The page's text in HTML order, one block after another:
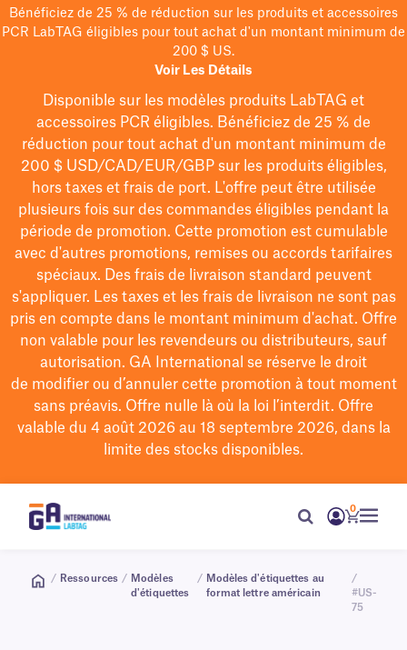
Bénéficiez de 25 % de réduction sur les produits et accessoires
PCR LabTAG éligibles pour tout achat d'un montant minimum de
200 $ US.
Voir Les Détails
Disponible sur les modèles produits LabTAG et
accessoires PCR éligibles. Bénéficiez de 25 % de
réduction pour tout achat d'un montant minimum de
200 $USD/CAD/EUR/GBPsur les produits éligibles,
hors taxes et frais de port. L'offre peut être utilisée
plusieurs fois sur des commandes éligibles pendant la
période de promotion. Cette promotion est cumulable
avec d'autres promotions, remises ou accords tarifaires
spéciaux. Des frais de livraison standard peuvent
s'appliquer. Les taxes et les frais de livraison ne sont pas
pris en compte dans le montant minimum d'achat. Offre
non valable pour les revendeurs ou distributeurs, sauf
autorisation. GA International se réserve le droit
de modifierou d’annuler cette promotion à tout moment
sans préavis. Offre nulle là où la loi l’interdit. Offre
valable du 4 août 2026 au 18 septembre 2026, dans la
limite des stocks disponibles.
0
/ Ressources / Modèles
d'étiquettes
/ Modèles d'étiquettes au
format lettre américain
/
#US-
75